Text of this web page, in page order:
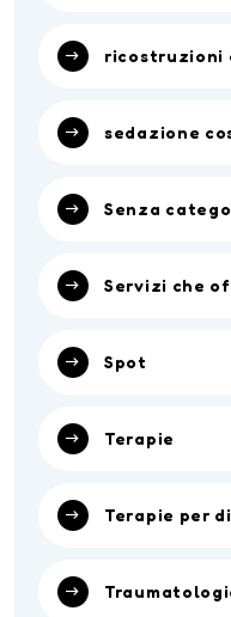
ricostruzioni
sedazione
Senza
Servizi che
Spot
Terapie
Terapie per